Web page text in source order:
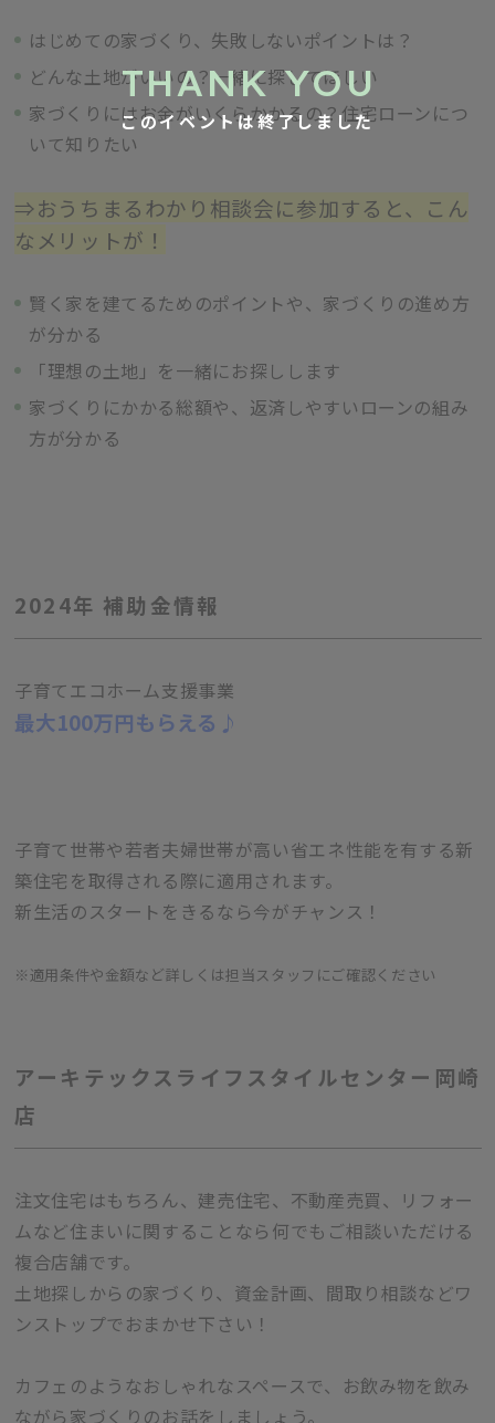
このイベントは終了しました
はじめての家づくり、失敗しないポイントは？
どんな土地がいいの？一緒に探してほしい
家づくりにはお金がいくらかかるの？住宅ローンにつ
いて知りたい
⇒おうちまるわかり相談会に参加すると、こん
なメリットが！
賢く家を建てるためのポイントや、家づくりの進め方
が分かる
「理想の土地」を一緒にお探しします
家づくりにかかる総額や、返済しやすいローンの組み
方が分かる
2024年 補助金情報
子育てエコホーム支援事業
最大100万円もらえる♪
子育て世帯や若者夫婦世帯が高い省エネ性能を有する新
築住宅を取得される際に適用されます。
新生活のスタートをきるなら今がチャンス！
※適用条件や金額など詳しくは担当スタッフにご確認ください
アーキテックスライフスタイルセンター岡崎
店
注文住宅はもちろん、建売住宅、不動産売買、リフォー
ムなど住まいに関することなら何でもご相談いただける
複合店舗です。
土地探しからの家づくり、資金計画、間取り相談などワ
ンストップでおまかせ下さい！
カフェのようなおしゃれなスペースで、お飲み物を飲み
ながら家づくりのお話をしましょう。